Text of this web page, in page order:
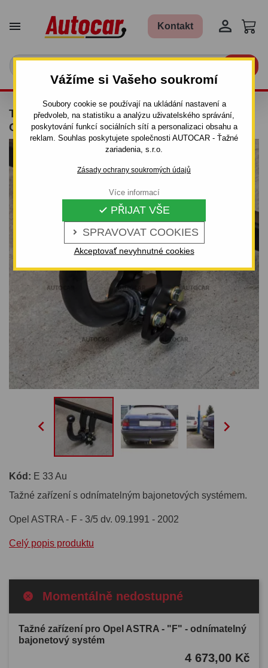
Vážíme si Vašeho soukromí
Soubory cookie se používají na ukládání nastavení a
předvoleb, na statistiku a analýzu uživatelského správání,
poskytování funkcí sociálních sítí a personalizaci obsahu a
reklam. Souhlas poskytujete společnosti AUTOCAR - Ťažné
zariadenia, s.r.o.
Zásady ochrany soukromých údajů
 SPRAVOVAT COOKIES
 PŘIJAT VŠE
Akceptovať nevyhnutné cookies
Více informací
 Kontakt 
TAŽNÉ ZAŘÍZENÍ PRO OPEL ASTRA - "F" -
ODNÍMATELNÝ BAJONETOVÝ SYSTÉM
 
Kód: E 33 Au
Tažné zařízení s odnímatelným bajonetových systémem.
Opel ASTRA - F - 3/5 dv. 09.1991 - 2002
Celý popis produktu
Momentálně nedostupné
Tažné zařízení pro Opel ASTRA - "F" - odnímatelný
bajonetový systém
4 673,00 Kč